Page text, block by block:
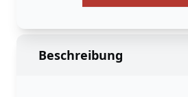
Beschreibung